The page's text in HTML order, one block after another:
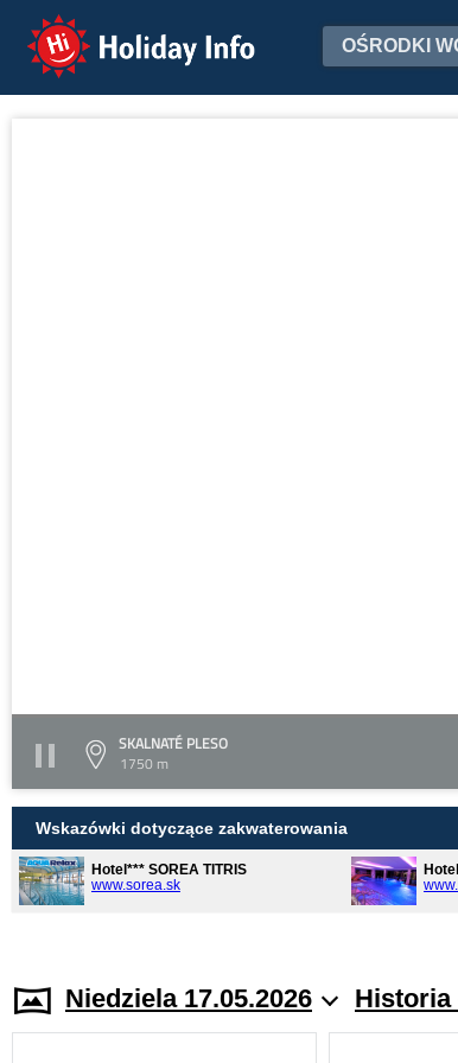
Holiday Info OŚRODKI
SKALNATÉ PLESO
1750 m
Wskazówki dotyczące zakwaterowania
Hotel*** SOREA TITRIS
www.sorea.sk
Niedziela 17.05.2026 Historia